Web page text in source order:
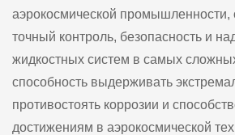
аэрокосмической промышленности,
точный контроль, безопасность и
жидкостных систем в самых
способность выдерживать
противостоять коррозии и
достижениям в аэрокосмической